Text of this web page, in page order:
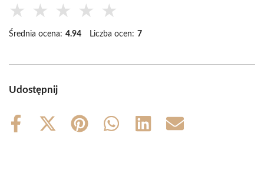
★ ★ ★ ★ ★
Średnia ocena: 4.94 Liczba ocen: 7
Udostępnij
Share
Share
Share
Share
Share
Share